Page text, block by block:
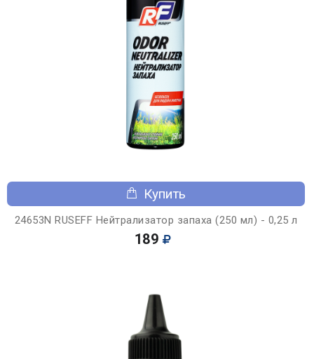
Купить
24653N RUSEFF Нейтрализатор запаха (250 мл) - 0,25 л
189